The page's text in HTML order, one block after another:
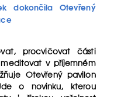
dokončila Otevřený
procvičovat části
v příjemném
Otevřený pavilon
o novinku, kterou